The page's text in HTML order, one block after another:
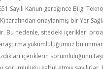
Sayılı Kanun gereğince Bilgi
tarafından onaylanmış bir Yer
Bu nedenle, sitedeki içerikleri
yükümlülüğümüz
içeriklerin sorumluluğunu